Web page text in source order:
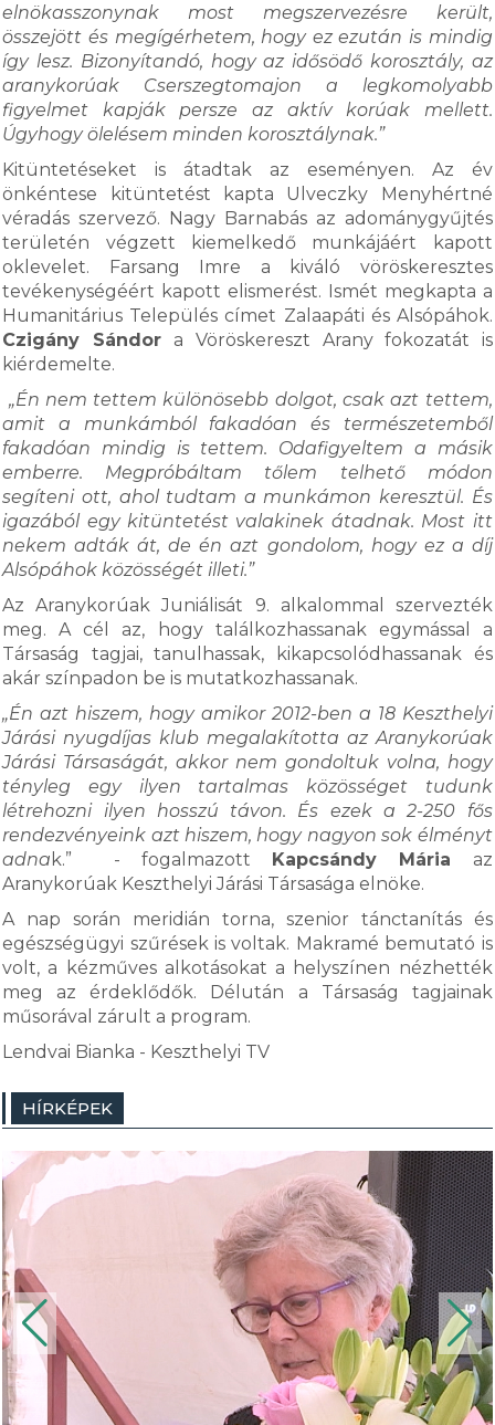
elnökasszonynak most megszervezésre került,
összejött és megígérhetem, hogy ez ezután is mindig
így lesz. Bizonyítandó, hogy az idősödő korosztály, az
aranykorúak Cserszegtomajon a legkomolyabb
figyelmet kapják persze az aktív korúak mellett.
Úgyhogy ölelésem minden korosztálynak.”
Kitüntetéseket is átadtak az eseményen. Az év
önkéntese kitüntetést kapta Ulveczky Menyhértné
véradás szervező. Nagy Barnabás az adománygyűjtés
területén végzett kiemelkedő munkájáért kapott
oklevelet. Farsang Imre a kiváló vöröskeresztes
tevékenységéért kapott elismerést. Ismét megkapta a
Humanitárius Település címet Zalaapáti és Alsópáhok.
Czigány Sándora Vöröskereszt Arany fokozatát is
kiérdemelte.
„Én nem tettem különösebb dolgot, csak azt tettem,
amit a munkámból fakadóan és természetemből
fakadóan mindig is tettem. Odafigyeltem a másik
emberre. Megpróbáltam tőlem telhető módon
segíteni ott, ahol tudtam a munkámon keresztül. És
igazából egy kitüntetést valakinek átadnak. Most itt
nekem adták át, de én azt gondolom, hogy ez a díj
Alsópáhok közösségét illeti.”
Az Aranykorúak Juniálisát 9. alkalommal szervezték
meg. A cél az, hogy találkozhassanak egymással a
Társaság tagjai, tanulhassak, kikapcsolódhassanak és
akár színpadon be is mutatkozhassanak.
„Én azt hiszem, hogy amikor 2012-ben a 18 Keszthelyi
Járási nyugdíjas klub megalakította az Aranykorúak
Járási Társaságát, akkor nem gondoltuk volna, hogy
tényleg egy ilyen tartalmas közösséget tudunk
létrehozni ilyen hosszú távon. És ezek a 2-250 fős
rendezvényeink azt hiszem, hogy nagyon sok élményt
adna k.” - fogalmazott Kapcsándy Mária az
Aranykorúak Keszthelyi Járási Társasága elnöke.
A nap során meridián torna, szenior tánctanítás és
egészségügyi szűrések is voltak. Makramé bemutató is
volt, a kézműves alkotásokat a helyszínen nézhették
meg az érdeklődők. Délután a Társaság tagjainak
műsorával zárult a program.
Lendvai Bianka - Keszthelyi TV
HÍRKÉPEK